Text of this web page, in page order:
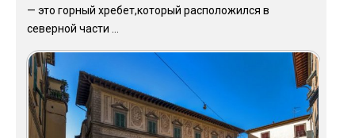
— это горный хребет,который расположился в
северной части ...